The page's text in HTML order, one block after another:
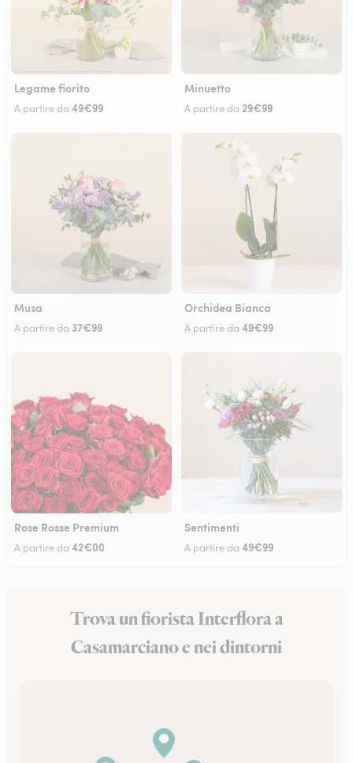
Legame fiorito
A partire da 49€99
Minuetto
A partire da 29€99
Musa
A partire da 37€99
Orchidea Bianca
A partire da 49€99
Rose Rosse Premium
A partire da 42€00
Sentimenti
A partire da 49€99
Trova un fiorista Interflora a
Casamarciano e nei dintorni